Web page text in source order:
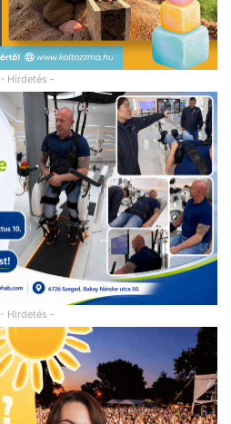
- Hirdetés -
- Hirdetés -